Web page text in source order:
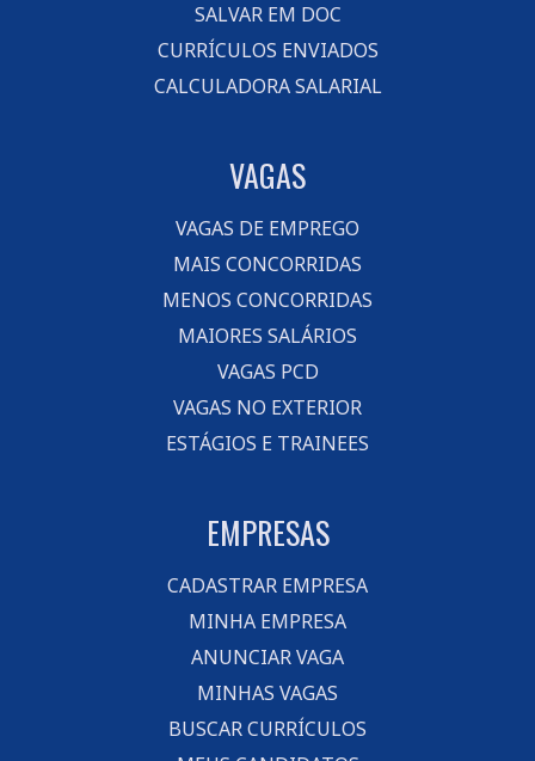
SALVAR EM DOC
CURRÍCULOS ENVIADOS
CALCULADORA SALARIAL
VAGAS
VAGAS DE EMPREGO
MAIS CONCORRIDAS
MENOS CONCORRIDAS
MAIORES SALÁRIOS
VAGAS PCD
VAGAS NO EXTERIOR
ESTÁGIOS E TRAINEES
EMPRESAS
CADASTRAR EMPRESA
MINHA EMPRESA
ANUNCIAR VAGA
MINHAS VAGAS
BUSCAR CURRÍCULOS